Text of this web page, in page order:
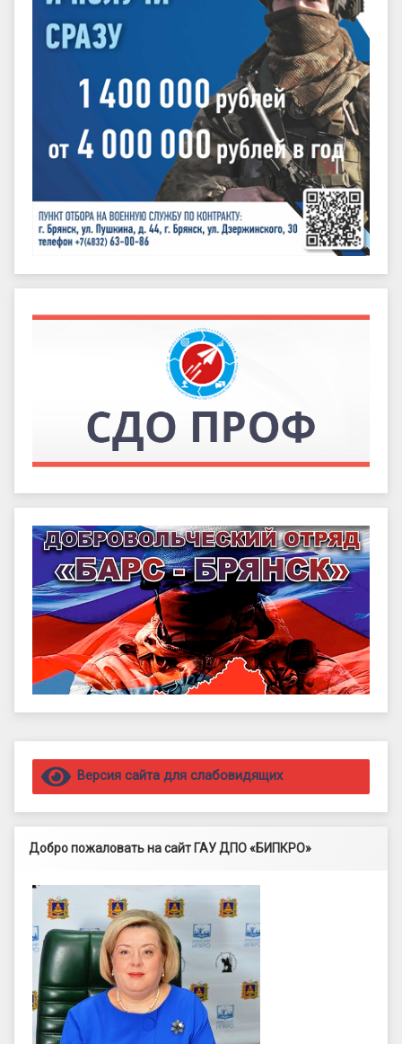
Правый сайдбар
Версия сайта для слабовидящих
Добро пожаловать на сайт ГАУ ДПО «БИПКРО»